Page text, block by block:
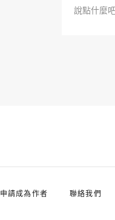
說點什麼
申請成為作者 聯絡我們